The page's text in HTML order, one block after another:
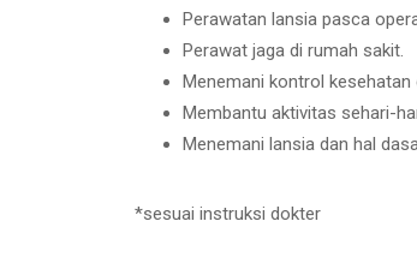
Perawatan lansia pasca
Perawat jaga di rumah sakit.
Menemani kontrol kesehatan
Membantu aktivitas sehari-
Menemani lansia dan hal
*sesuai instruksi dokter